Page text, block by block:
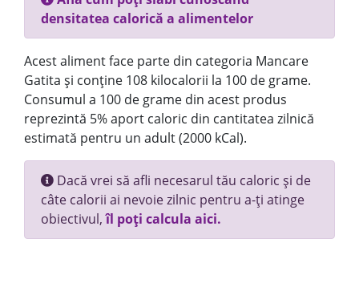
densitatea calorică a alimentelor
Acest aliment face parte din categoria Mancare
Gatita și conține 108 kilocalorii la 100 de grame.
Consumul a 100 de grame din acest produs
reprezintă 5% aport caloric din cantitatea zilnică
estimată pentru un adult (2000 kCal).
Dacă vrei să afli necesarul tău caloric și de
câte calorii ai nevoie zilnic pentru a-ți atinge
obiectivul,îl poți calcula aici.